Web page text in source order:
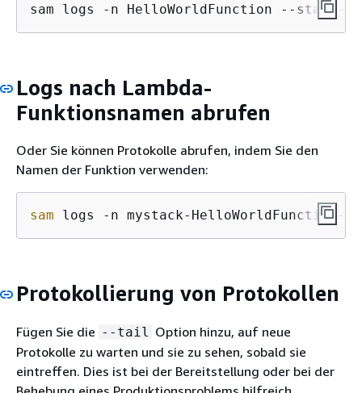
sam logs -n HelloWorldFunction --stack-
Logs nach Lambda-
Funktionsnamen abrufen
Oder Sie können Protokolle abrufen, indem Sie den
Namen der Funktion verwenden:
sam logs -n mystack-HelloWorldFunction-
Protokollierung von Protokollen
Fügen Sie die --tail
Option hinzu, auf neue
Protokolle zu warten und sie zu sehen, sobald sie
eintreffen. Dies ist bei der Bereitstellung oder bei der